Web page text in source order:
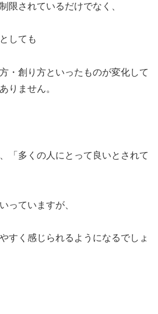
限されているだけでなく、
しても
・創り方といったものが変化して
りません。
「多くの人にとって良いとされて
っていますが、
すく感じられるようになるでしょ